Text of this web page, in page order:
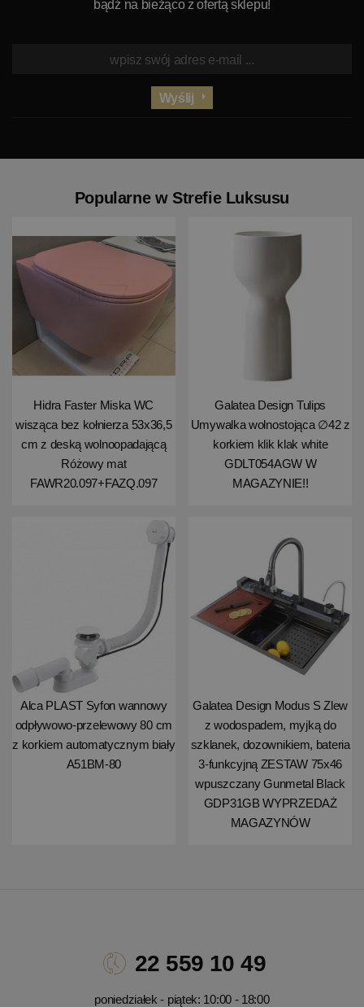
bądź na bieżąco z ofertą sklepu!
Wyślij
Popularne w Strefie Luksusu
Hidra Faster Miska WC
wisząca bez kołnierza 53x36,5
cm z deską wolnoopadającą
Różowy mat
FAWR20.097+FAZQ.097
Galatea Design Tulips
Umywalka wolnostojąca ∅42 z
korkiem klik klak white
GDLT054AGW W
MAGAZYNIE!!
Alca PLAST Syfon wannowy
odpływowo-przelewowy 80 cm
z korkiem automatycznym biały
A51BM-80
Galatea Design Modus S Zlew
z wodospadem, myjką do
szklanek, dozownikiem, bateria
3-funkcyjną ZESTAW 75x46
wpuszczany Gunmetal Black
GDP31GB WYPRZEDAŻ
MAGAZYNÓW
22 559 10 49
poniedziałek - piątek: 10:00 - 18:00